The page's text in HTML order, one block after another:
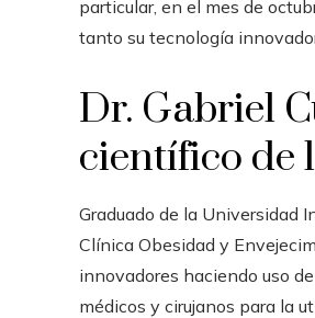
particular, en el mes de
tanto su tecnología
Dr. Gabriel
científico de
Graduado de la Universidad
Clínica Obesidad y
innovadores haciendo uso
médicos y cirujanos para la